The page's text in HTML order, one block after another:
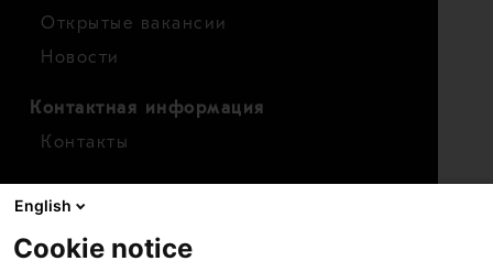
Открытые вакансии
Новости
Контактная информация
Контакты
Финансовые показатели
English
Cookie notice